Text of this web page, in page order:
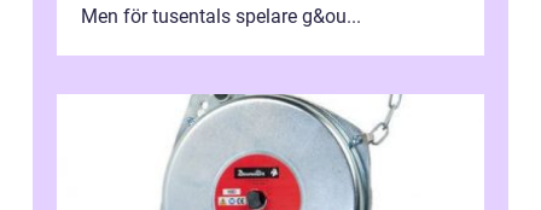
Men för tusentals spelare g&ou...